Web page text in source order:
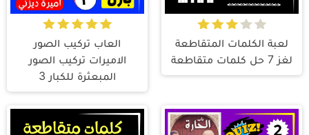
لعبة الكلمات المتقاطعة
لغز 7 حل كلمات متقاطعة
العاب تركيب الصور
الاميرات تركيب الصور
المبعثرة للكبار 3